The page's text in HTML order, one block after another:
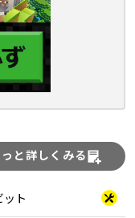
と詳しくみる
ット